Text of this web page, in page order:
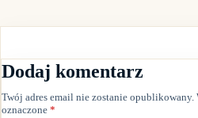
Dodaj komentarz
Twój adres email nie zostanie opublikowany.
oznaczone *